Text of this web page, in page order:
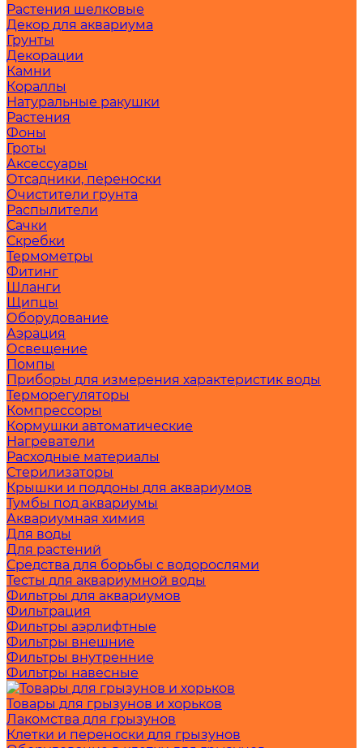
Растения шелковые
Декор для аквариума
Грунты
Декорации
Камни
Кораллы
Натуральные ракушки
Растения
Фоны
Гроты
Аксессуары
Отсадники, переноски
Очистители грунта
Распылители
Сачки
Скребки
Термометры
Фитинг
Шланги
Щипцы
Оборудование
Аэрация
Освещение
Помпы
Приборы для измерения характеристик воды
Терморегуляторы
Компрессоры
Кормушки автоматические
Нагреватели
Расходные материалы
Стерилизаторы
Крышки и поддоны для аквариумов
Тумбы под аквариумы
Аквариумная химия
Для воды
Для растений
Средства для борьбы с водорослями
Тесты для аквариумной воды
Фильтры для аквариумов
Фильтрация
Фильтры аэрлифтные
Фильтры внешние
Фильтры внутренние
Фильтры навесные
Товары для грызунов и хорьков
Лакомства для грызунов
Клетки и переноски для грызунов